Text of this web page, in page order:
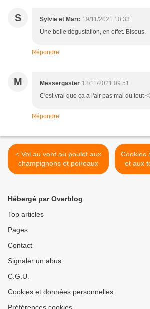
S Sylvie et Marc 19/11/2021 10:33
Une belle dégustation, en effet. Bisous.
Répondre
M Messergaster 18/11/2021 09:51
C'est vrai que ça a l'air pas mal du tout
Répondre
< Vol au vent au poulet aux
champignons et poireaux
Cookies
Hébergé par Overblog
Top articles
Pages
Contact
Signaler un abus
C.G.U.
Cookies et données personnelles
Préférences cookies